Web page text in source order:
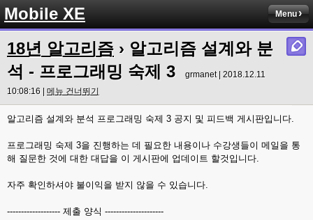
Mobile XE Menu
18년 알고리즘 › 알고리즘 설계와 분
석 - 프로그래밍 숙제 3
grmanet | 2018.12.11
10:08:16 | 메뉴 건너뛰기
알고리즘 설계와 분석 프로그래밍 숙제 3 공지 및 피드백 게시판입니다.
프로그래밍 숙제 3을 진행하는 데 필요한 내용이나 수강생들이 메일을 통
해 질문한 것에 대한 대답을 이 게시판에 업데이트 할것입니다.
자주 확인하셔야 불이익을 받지 않을 수 있습니다.
------------------- 제출 양식 ---------------------